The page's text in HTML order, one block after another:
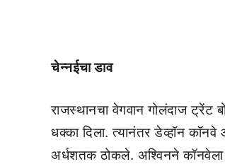
चेन्नईचा डाव
राजस्थानचा वेगवान गोलंदाज ट्रेंट
धक्का दिला. त्यानंतर डेव्हॉन
अर्धशतक ठोकले. अश्विनने